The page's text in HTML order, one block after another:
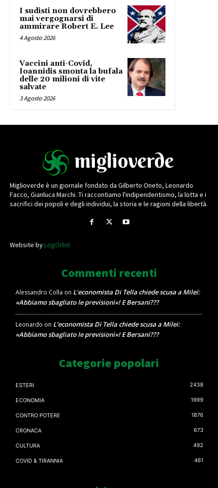
I sudisti non dovrebbero
mai vergognarsi di
ammirare Robert E. Lee
4 Agosto 2026
Vaccini anti-Covid,
Ioannidis smonta la bufala
delle 20 milioni di vite
salvate
3 Agosto 2026
Miglioverde è un giornale fondato da Gilberto Oneto, Leonardo
Facco, Gianluca Marchi. Ti raccontiamo l'indipendentismo, la lotta e i
sacrifici dei popoli e degli individui, la storia e le ragioni della libertà.
Website byLogOrbit
Commenti recenti
Alessandro Colla on L’economista Di Tella chiede scusa a Milei:
«Abbiamo sbagliato le previsioni»! E Bersani???
Leonardo on L’economista Di Tella chiede scusa a Milei:
«Abbiamo sbagliato le previsioni»! E Bersani???
Categorie popolari
ESTERI 2438
ECONOMIA 1999
CONTRO POTERE 1876
CRONACA 673
CULTURA 492
COVID & TIRANNIA 461